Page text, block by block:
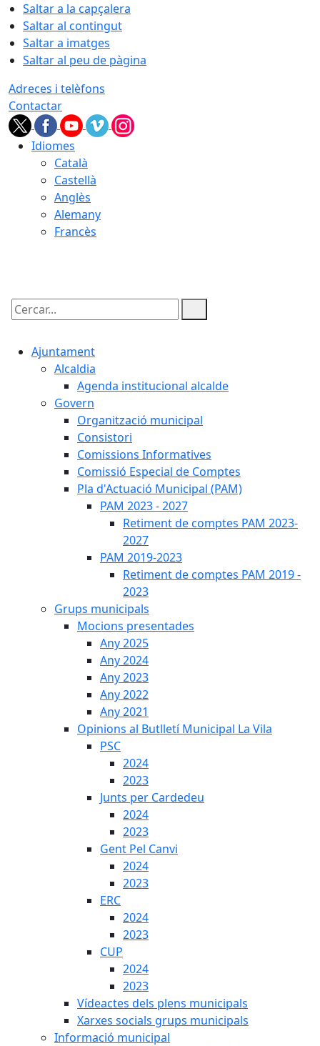
Saltar a la capçalera
Saltar al contingut
Saltar a imatges
Saltar al peu de pàgina
Adreces i telèfons
Contactar
Idiomes
Català
Castellà
Anglès
Alemany
Francès
Cercar:
Ajuntament
Alcaldia
Agenda institucional alcalde
Govern
Organització municipal
Consistori
Comissions Informatives
Comissió Especial de Comptes
Pla d'Actuació Municipal (PAM)
PAM 2023 - 2027
Retiment de comptes PAM 2023-
2027
PAM 2019-2023
Retiment de comptes PAM 2019 -
2023
Grups municipals
Mocions presentades
Any 2025
Any 2024
Any 2023
Any 2022
Any 2021
Opinions al Butlletí Municipal La Vila
PSC
2024
2023
Junts per Cardedeu
2024
2023
Gent Pel Canvi
2024
2023
ERC
2024
2023
CUP
2024
2023
Vídeactes dels plens municipals
Xarxes socials grups municipals
Informació municipal